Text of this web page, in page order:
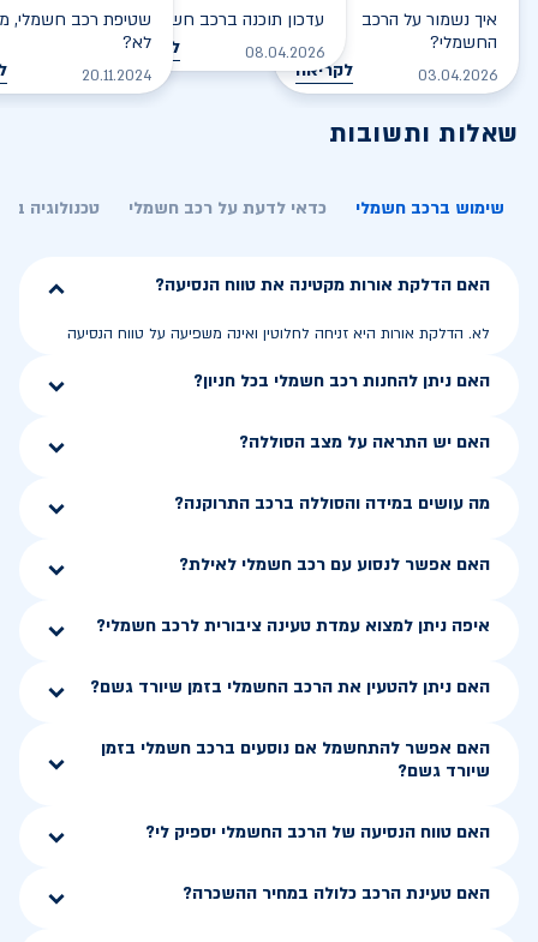
איך נשמור על הרכב
החשמלי?
03.04.2026 לקריאה
עדכון תוכנה ברכב חשמלי
08.04.2026 לקריאה
שטיפת רכב חשמלי,
לא?
20.11.2024
שאלות ותשובות
שימוש ברכב חשמלי כדאי לדעת על רכב חשמלי טכנולוגיה
האם הדלקת אורות מקטינה את טווח הנסיעה?
לא. הדלקת אורות היא זניחה לחלוטין ואינה משפיעה על טווח הנסיעה
האם ניתן להחנות רכב חשמלי בכל חניון?
האם יש התראה על מצב הסוללה?
מה עושים במידה והסוללה ברכב התרוקנה?
האם אפשר לנסוע עם רכב חשמלי לאילת?
איפה ניתן למצוא עמדת טעינה ציבורית לרכב חשמלי?
האם ניתן להטעין את הרכב החשמלי בזמן שיורד גשם?
האם אפשר להתחשמל אם נוסעים ברכב חשמלי בזמן
שיורד גשם?
האם טווח הנסיעה של הרכב החשמלי יספיק לי?
האם טעינת הרכב כלולה במחיר ההשכרה?